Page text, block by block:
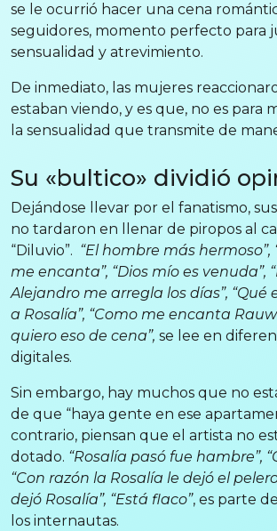
se le ocurrió hacer una cena
seguidores, momento perfecto para
sensualidad y atrevimiento.
De inmediato, las mujeres
estaban viendo, y es que, no es para
la sensualidad que transmite de
Su «bultico» dividió
Dejándose llevar por el fanatismo,
no tardaron en llenar de piropos al
“Diluvio”. “El hombre más
me encanta”, “Dios mío es venuda”,
Alejandro me arregla los días”,
a Rosalía”, “Como me encanta Rauw
quiero eso de cena”, se lee en
digitales.
Sin embargo, hay muchos que no
de que “haya gente en ese
contrario, piensan que el artista no
dotado. “Rosalía pasó fue hambre”,
“Con razón la Rosalía le dejó el
dejó Rosalía”, “Está flaco”, es parte
los internautas.